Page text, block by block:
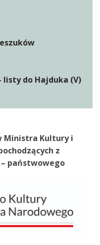
do Hajduka (V)
Ministra Kultury i
z
państwowego